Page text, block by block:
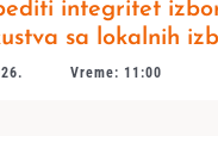
integritet
sa lokalnih
Vreme: 11:00